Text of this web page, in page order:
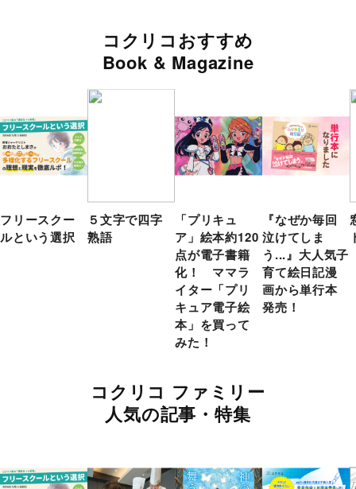
コクリコおすすめ
Book & Magazine
フリースクー
ルという選択
５文字で四字
熟語
「プリキュ
ア」絵本約120
点が電子書籍
化！ ママラ
イター「プリ
キュア電子絵
本」を買って
みた！
『なぜか毎回
泣けてしま
う...』大人気子
育て絵日記漫
画から単行本
発売！
コクリコ ファミリー
人気の記事・特集